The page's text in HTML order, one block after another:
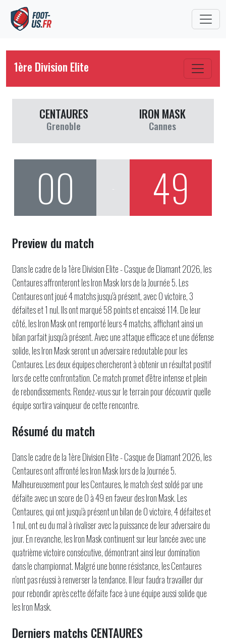
1ère Division Elite
CENTAURES
Grenoble
IRON MASK
Cannes
00 49
Preview du match
Dans le cadre de la 1ère Division Elite - Casque de Diamant 2026, les
Centaures affronteront les Iron Mask lors de la Journée 5. Les
Centaures ont joué 4 matchs jusqu'à présent, avec 0 victoire, 3
défaites et 1 nul. Ils ont marqué 58 points et encaissé 114. De leur
côté, les Iron Mask ont remporté leurs 4 matchs, affichant ainsi un
bilan parfait jusqu'à présent. Avec une attaque efficace et une défense
solide, les Iron Mask seront un adversaire redoutable pour les
Centaures. Les deux équipes chercheront à obtenir un résultat positif
lors de cette confrontation. Ce match promet d'être intense et plein
de rebondissements. Rendez-vous sur le terrain pour découvrir quelle
équipe sortira vainqueur de cette rencontre.
Résumé du match
Dans le cadre de la 1ère Division Elite - Casque de Diamant 2026, les
Centaures ont affronté les Iron Mask lors de la Journée 5.
Malheureusement pour les Centaures, le match s'est soldé par une
défaite avec un score de 0 à 49 en faveur des Iron Mask. Les
Centaures, qui ont jusqu'à présent un bilan de 0 victoire, 4 défaites et
1 nul, ont eu du mal à rivaliser avec la puissance de leur adversaire du
jour. En revanche, les Iron Mask continuent sur leur lancée avec une
quatrième victoire consécutive, démontrant ainsi leur domination
dans le championnat. Malgré une bonne résistance, les Centaures
n'ont pas réussi à renverser la tendance. Il leur faudra travailler dur
pour rebondir après cette défaite face à une équipe aussi solide que
les Iron Mask.
Derniers matchs CENTAURES